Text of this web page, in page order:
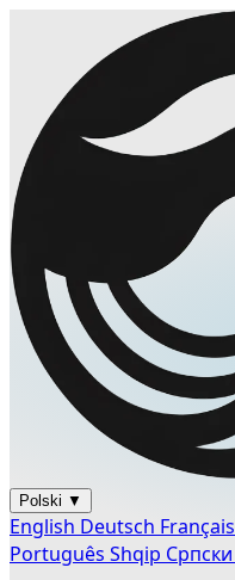
Polski ▼
English Deutsch Français
Português Shqip Српски